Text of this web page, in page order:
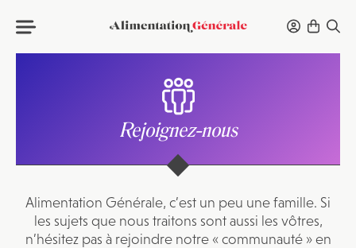
Rejoignez-nous
Alimentation Générale, c’est un peu une famille. Si
les sujets que nous traitons sont aussi les vôtres,
n’hésitez pas à rejoindre notre « communauté » en